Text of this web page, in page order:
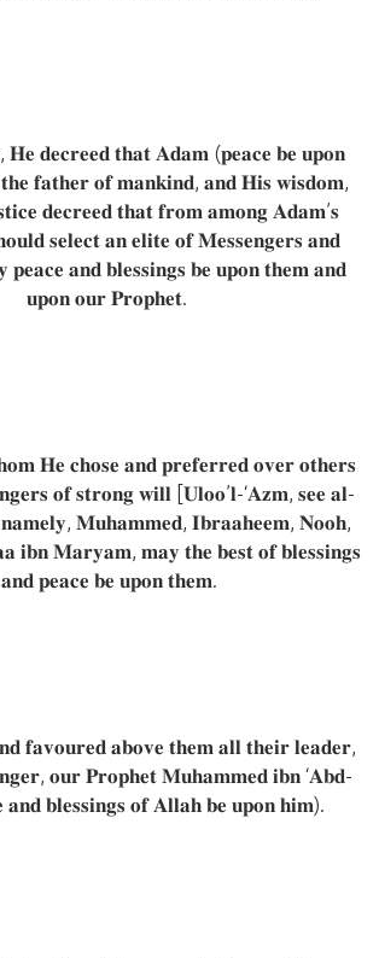
𝐇𝐞 𝐝𝐞𝐜𝐫𝐞𝐞𝐝 𝐭𝐡𝐚𝐭 𝐀𝐝𝐚𝐦 (𝐩𝐞𝐚𝐜𝐞 𝐛𝐞 𝐮𝐩𝐨𝐧
𝐟𝐚𝐭𝐡𝐞𝐫 𝐨𝐟 𝐦𝐚𝐧𝐤𝐢𝐧𝐝, 𝐚𝐧𝐝 𝐇𝐢𝐬 𝐰𝐢𝐬𝐝𝐨𝐦,
𝐝𝐞𝐜𝐫𝐞𝐞𝐝 𝐭𝐡𝐚𝐭 𝐟𝐫𝐨𝐦 𝐚𝐦𝐨𝐧𝐠 𝐀𝐝𝐚𝐦’𝐬
𝐬𝐞𝐥𝐞𝐜𝐭 𝐚𝐧 𝐞𝐥𝐢𝐭𝐞 𝐨𝐟 𝐌𝐞𝐬𝐬𝐞𝐧𝐠𝐞𝐫𝐬 𝐚𝐧𝐝
𝐩𝐞𝐚𝐜𝐞 𝐚𝐧𝐝 𝐛𝐥𝐞𝐬𝐬𝐢𝐧𝐠𝐬 𝐛𝐞 𝐮𝐩𝐨𝐧 𝐭𝐡𝐞𝐦 𝐚𝐧𝐝
𝐮𝐩𝐨𝐧 𝐨𝐮𝐫 𝐏𝐫𝐨𝐩𝐡𝐞𝐭.
𝐇𝐞 𝐜𝐡𝐨𝐬𝐞 𝐚𝐧𝐝 𝐩𝐫𝐞𝐟𝐞𝐫𝐫𝐞𝐝 𝐨𝐯𝐞𝐫 𝐨𝐭𝐡𝐞𝐫𝐬
𝐨𝐟 𝐬𝐭𝐫𝐨𝐧𝐠 𝐰𝐢𝐥𝐥 [𝐔𝐥𝐨𝐨’𝐥-‘𝐀𝐳𝐦, 𝐬𝐞𝐞 𝐚𝐥-
𝐧𝐚𝐦𝐞𝐥𝐲, 𝐌𝐮𝐡𝐚𝐦𝐦𝐞𝐝, 𝐈𝐛𝐫𝐚𝐚𝐡𝐞𝐞𝐦, 𝐍𝐨𝐨𝐡,
𝐢𝐛𝐧 𝐌𝐚𝐫𝐲𝐚𝐦, 𝐦𝐚𝐲 𝐭𝐡𝐞 𝐛𝐞𝐬𝐭 𝐨𝐟 𝐛𝐥𝐞𝐬𝐬𝐢𝐧𝐠𝐬
𝐚𝐧𝐝 𝐩𝐞𝐚𝐜𝐞 𝐛𝐞 𝐮𝐩𝐨𝐧 𝐭𝐡𝐞𝐦.
𝐟𝐚𝐯𝐨𝐮𝐫𝐞𝐝 𝐚𝐛𝐨𝐯𝐞 𝐭𝐡𝐞𝐦 𝐚𝐥𝐥 𝐭𝐡𝐞𝐢𝐫 𝐥𝐞𝐚𝐝𝐞𝐫,
𝐨𝐮𝐫 𝐏𝐫𝐨𝐩𝐡𝐞𝐭 𝐌𝐮𝐡𝐚𝐦𝐦𝐞𝐝 𝐢𝐛𝐧 ‘𝐀𝐛𝐝-
𝐚𝐧𝐝 𝐛𝐥𝐞𝐬𝐬𝐢𝐧𝐠𝐬 𝐨𝐟 𝐀𝐥𝐥𝐚𝐡 𝐛𝐞 𝐮𝐩𝐨𝐧 𝐡𝐢𝐦).